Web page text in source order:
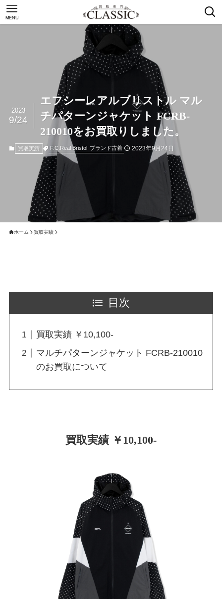
MENU
エフシーレアルブリストル マル
チパターンジャケット FCRB-
210010をお買取りしました。
2023
9/24
買取実績 F.C.Real Bristol ブランド古着 2023年9月24日
ホーム 買取実績
目次
買取実績 ￥10,100-
マルチパターンジャケット FCRB-210010
のお買取について
買取実績 ￥10,100-